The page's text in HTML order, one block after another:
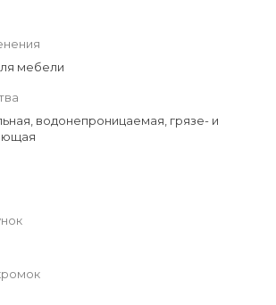
мебели
водонепроницаемая, грязе- и